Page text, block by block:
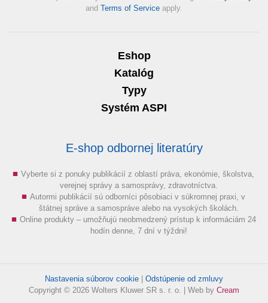
and Terms of Service apply.
Eshop
Katalóg
Typy
Systém ASPI
E-shop odbornej literatúry
Vyberte si z ponuky publikácií z oblastí práva, ekonómie, školstva,
verejnej správy a samosprávy, zdravotníctva.
Autormi publikácií sú odborníci pôsobiaci v súkromnej praxi, v
štátnej správe a samospráve alebo na vysokých školách.
Online produkty – umožňujú neobmedzený prístup k informáciám 24
hodín denne, 7 dní v týždni!
Nastavenia súborov cookie | Odstúpenie od zmluvy
Copyright © 2026 Wolters Kluwer SR s. r. o. | Web by Cream